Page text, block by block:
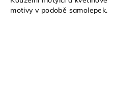
motivy v podobě samolepek.